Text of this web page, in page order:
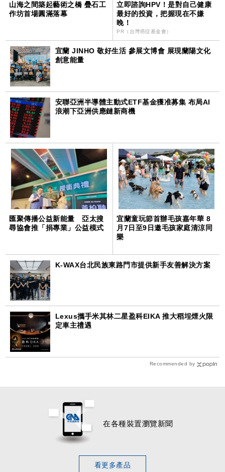
山海之間築起藝術之橋 疊石工
作坊首場圓滿落幕
立即諮詢HPV！是對自己健康
最好的投資，把握現在不嫌
晚！
PR（台灣癌症基金會）
宜蘭 JINHO 敬好生活 參展文博會 展現蘭陽文化
創意能量
安聯亞洲半導體主動式ETF基金獲准募集 布局AI
浪潮下亞洲供應鏈新商機
匯聚傳播公益新能量 亞太搜
尋協會推「捐專業」公益模式
宜蘭童玩節首辦毛孩嘉年華 8
月7日至9日邀毛孩家庭清涼同
樂
K-WAX台北民族東路門市提供新手友善解決方案
Lexus攜手米其林二星盈科EIKA 推大稻埕煙火限
定車主禮遇
Recommended by
在各種裝置瀏覽新聞
看更多產品